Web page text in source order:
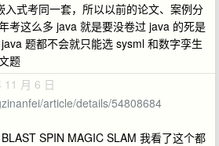
式考同一套，所以以前的论文、案例分
考这么多 java 就是要没卷过 java 的死是
题都不会就只能选 sysml 和数字孪生
题
月 6 日
article/details/54808684
SPIN MAGIC SLAM 我看了这个都